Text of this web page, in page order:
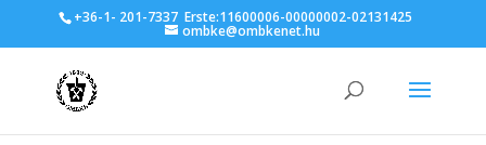
+36-1- 201-7337 Erste:11600006-00000002-02131425
ombke@ombkenet.hu